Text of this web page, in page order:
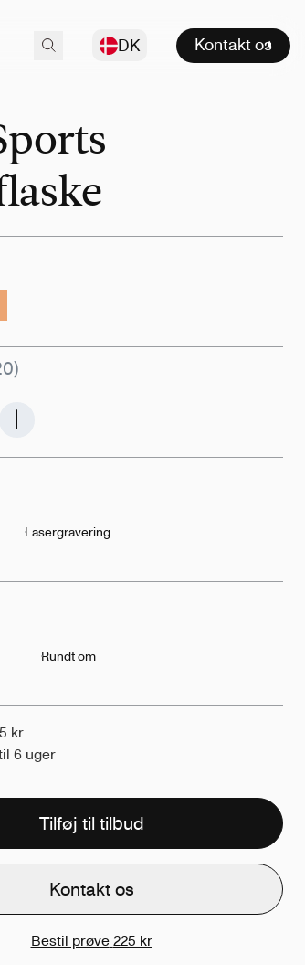
DK Kontakt os
Lasergravering
Rundt om
kr
6 uger
Tilføj til tilbud
Kontakt os
Bestil prøve 225 kr